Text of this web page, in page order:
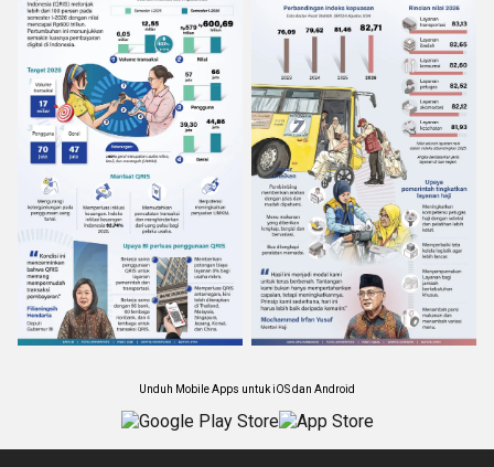
Unduh Mobile Apps untuk iOS dan Android